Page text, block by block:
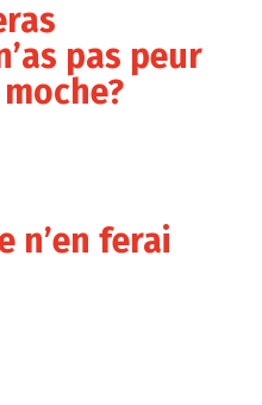
pas peur
n’en ferai